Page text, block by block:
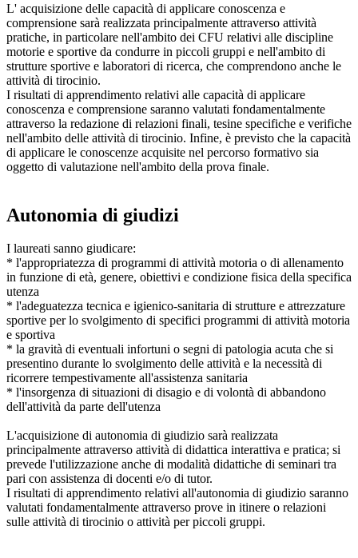
L' acquisizione delle capacità di applicare conoscenza e
comprensione sarà realizzata principalmente attraverso attività
pratiche, in particolare nell'ambito dei CFU relativi alle discipline
motorie e sportive da condurre in piccoli gruppi e nell'ambito di
strutture sportive e laboratori di ricerca, che comprendono anche le
attività di tirocinio.
I risultati di apprendimento relativi alle capacità di applicare
conoscenza e comprensione saranno valutati fondamentalmente
attraverso la redazione di relazioni finali, tesine specifiche e verifiche
nell'ambito delle attività di tirocinio. Infine, è previsto che la capacità
di applicare le conoscenze acquisite nel percorso formativo sia
oggetto di valutazione nell'ambito della prova finale.
Autonomia di giudizi
I laureati sanno giudicare:
* l'appropriatezza di programmi di attività motoria o di allenamento
in funzione di età, genere, obiettivi e condizione fisica della specifica
utenza
* l'adeguatezza tecnica e igienico-sanitaria di strutture e attrezzature
sportive per lo svolgimento di specifici programmi di attività motoria
e sportiva
* la gravità di eventuali infortuni o segni di patologia acuta che si
presentino durante lo svolgimento delle attività e la necessità di
ricorrere tempestivamente all'assistenza sanitaria
* l'insorgenza di situazioni di disagio e di volontà di abbandono
dell'attività da parte dell'utenza
L'acquisizione di autonomia di giudizio sarà realizzata
principalmente attraverso attività di didattica interattiva e pratica; si
prevede l'utilizzazione anche di modalità didattiche di seminari tra
pari con assistenza di docenti e/o di tutor.
I risultati di apprendimento relativi all'autonomia di giudizio saranno
valutati fondamentalmente attraverso prove in itinere o relazioni
sulle attività di tirocinio o attività per piccoli gruppi.